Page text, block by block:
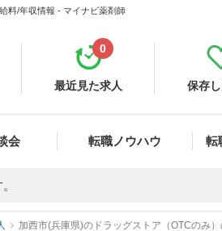
料/年収情報 - マイナビ薬剤師
最近見た求人
0
保存
会 転職ノウハウ 転
加西市(兵庫県)のドラッグストア（OTCのみ